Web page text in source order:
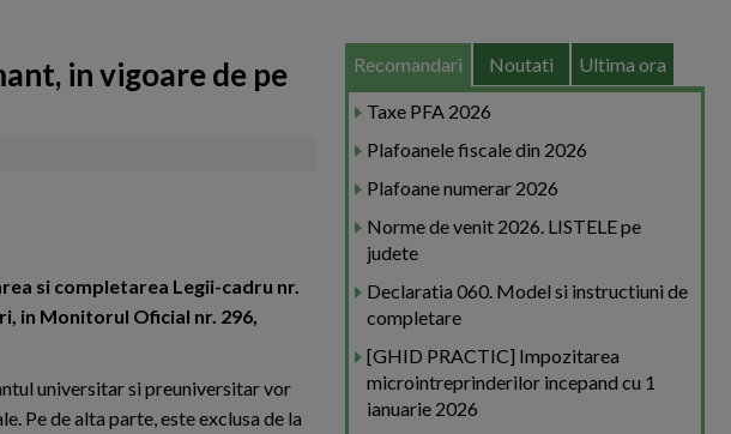
in vigoare de pe
si completarea Legii-cadru nr.
in Monitorul Oficial nr. 296,
universitar si preuniversitar vor
Pe de alta parte, este exclusa de la
Recomandari Noutati Ultima ora
Taxe PFA 2026
Plafoanele fiscale din 2026
Plafoane numerar 2026
Norme de venit 2026. LISTELE pe
judete
Declaratia 060. Model si instructiuni de
completare
[GHID PRACTIC] Impozitarea
microintreprinderilor incepand cu 1
ianuarie 2026